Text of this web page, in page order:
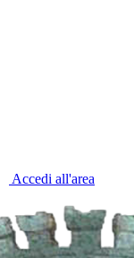
Accedi all'area